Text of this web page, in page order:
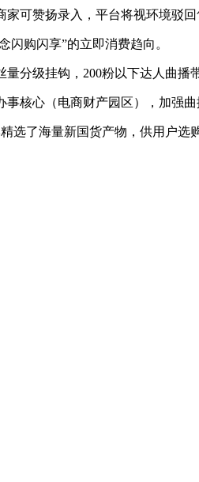
可赞扬录入，平台将视环境驳回
购闪享”的立即消费趋向。
分级挂钩，200粉以下达人曲播带
核心（电商财产园区），加强曲
了海量新国货产物，供用户选购